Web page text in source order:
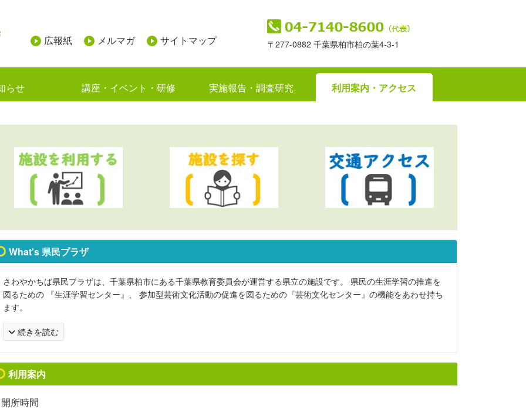
広報紙 メルマガ サイトマップ 〒277-0882 千葉県柏市柏の葉4-3-1
らせ 講座・イベント・研修 実施報告・調査研究 利用案内・アクセス
What's 県民プラザ
さわやかちば県民プラザは、千葉県柏市にある千葉県教育委員会が運営する県立の施設です。 県民の生涯学習の推進を
図るための 『生涯学習センター』、 参加型芸術文化活動の促進を図るための『芸術文化センター』の機能をあわせ持ち
ます。
続きを読む
利用案内
開所時間